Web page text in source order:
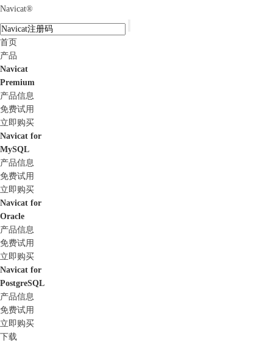
Navicat®
首页
产品
Navicat
Premium
产品信息
免费试用
立即购买
Navicat for
MySQL
产品信息
免费试用
立即购买
Navicat for
Oracle
产品信息
免费试用
立即购买
Navicat for
PostgreSQL
产品信息
免费试用
立即购买
下载